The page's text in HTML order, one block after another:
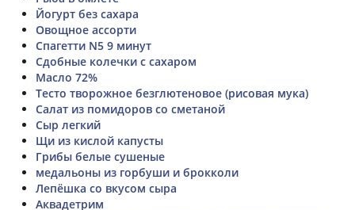
Йогурт без сахара
Овощное ассорти
Спагетти N5 9 минут
Сдобные колечки с сахаром
Масло 72%
Тесто творожное безглютеновое (рисовая мука)
Салат из помидоров со сметаной
Сыр легкий
Щи из кислой капусты
Грибы белые сушеные
медальоны из горбуши и брокколи
Лепёшка со вкусом сыра
Аквадетрим